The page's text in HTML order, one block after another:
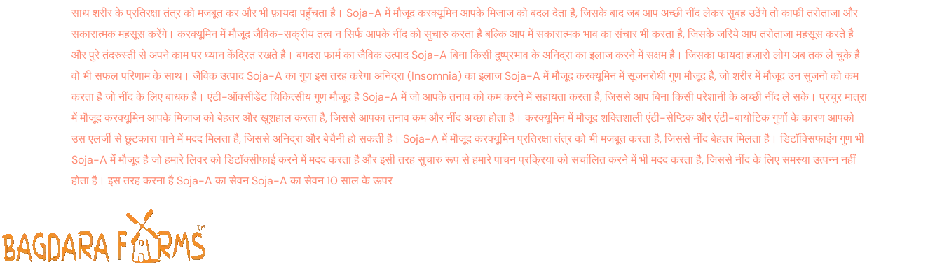
साथ शरीर के प्रतिरक्षा तंत्र को मजबूत कर और भी फ़ायदा पहुँचता है। Soja-A में मौजूद करक्यूमिन आपके मिजाज को बदल देता है, जिसके बाद जब आप अच्छी नींद लेकर सुबह उठेंगे तो काफी तरोताजा और
सकारात्मक महसूस करेंगे। करक्यूमिन में मौजूद जैविक-सक्रीय तत्व न सिर्फ आपके नींद को सुचारु करता है बल्कि आप में सकारात्मक भाव का संचार भी करता है, जिसके जरिये आप तरोताजा महसूस करते है
और पुरे तंदरुस्ती से अपने काम पर ध्यान केंद्रित रखते है। बगदरा फार्म का जैविक उत्पाद Soja-A बिना किसी दुष्प्रभाव के अनिद्रा का इलाज करने में सक्षम है। जिसका फायदा हज़ारो लोग अब तक ले चुके है
वो भी सफल परिणाम के साथ। जैविक उत्पाद Soja-A का गुण इस तरह करेगा अनिद्रा (Insomnia) का इलाज Soja-A में मौजूद करक्यूमिन में सूजनरोधी गुण मौजूद है, जो शरीर में मौजूद उन सुजनो को कम
करता है जो नींद के लिए बाधक है। एंटी-ऑक्सीडेंट चिकित्सीय गुण मौजूद है Soja-A में जो आपके तनाव को कम करने में सहायता करता है, जिससे आप बिना किसी परेशानी के अच्छी नींद ले सके। प्रचुर मात्रा
में मौजूद करक्यूमिन आपके मिजाज को बेहतर और खुशहाल करता है, जिससे आपका तनाव कम और नींद अच्छा होता है। करक्यूमिन में मौजूद शक्तिशाली एंटी-सेप्टिक और एंटी-बायोटिक गुणों के कारण आपको
उस एलर्जी से छुटकारा पाने में मदद मिलता है, जिससे अनिद्रा और बेचैनी हो सकती है। Soja-A में मौजूद करक्यूमिन प्रतिरक्षा तंत्र को भी मजबूत करता है, जिससे नींद बेहतर मिलता है। डिटॉक्सिफाइंग गुण भी
Soja-A में मौजूद है जो हमारे लिवर को डिटॉक्सीफाई करने में मदद करता है और इसी तरह सुचारु रूप से हमारे पाचन प्रक्रिया को सचांलित करने में भी मदद करता है, जिससे नींद के लिए समस्या उत्पन्न नहीं
होता है। इस तरह करना है Soja-A का सेवन Soja-A का सेवन 10 साल के ऊपर